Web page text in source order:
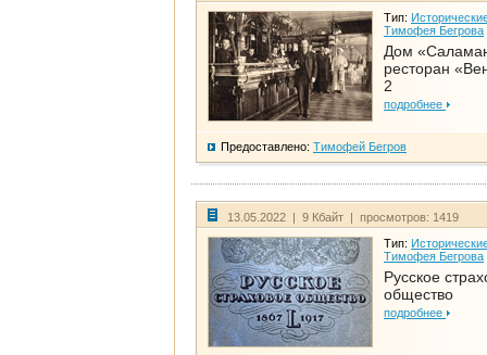
Тип:
Тимофея Бегрова
Дом
ресторан
2
подробнее
Предоставлено: Тимофей Бегров
13.05.2022 | 9 Кбайт | просмотров: 1419
Тип:
Тимофея Бегрова
Русское
общество
подробнее